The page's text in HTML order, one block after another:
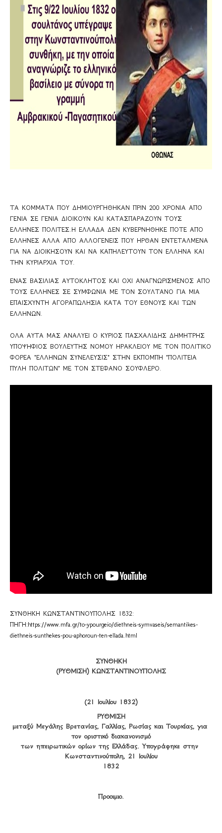
ΤΑ ΚΟΜΜΑΤΑ ΠΟΥ ΔΗΜΙΟΥΡΓΗΘΗΚΑΝ ΠΡΙΝ 200 ΧΡΟΝΙΑ ΑΠΟ
ΓΕΝΙΑ ΣΕ ΓΕΝΙΑ ΔΙΟΙΚΟΥΝ ΚΑΙ ΚΑΤΑΣΠΑΡΑΖΟΥΝ ΤΟΥΣ
ΕΛΛΗΝΕΣ ΠΟΛΙΤΕΣ.Η ΕΛΛΑΔΑ ΔΕΝ ΚΥΒΕΡΝΗΘΗΚΕ ΠΟΤΕ ΑΠΟ
ΕΛΛΗΝΕΣ ΑΛΛΑ ΑΠΟ ΑΛΛΟΓΕΝΕΙΣ ΠΟΥ ΗΡΘΑΝ ΕΝΤΕΤΑΛΜΕΝΑ
ΓΙΑ ΝΑ ΔΙΟΙΚΗΣΟΥΝ ΚΑΙ ΝΑ ΚΑΠΗΛΕΥΤΟΥΝ ΤΟΝ ΕΛΛΗΝΑ ΚΑΙ
ΤΗΝ ΚΥΡΙΑΡΧΙΑ ΤΟΥ.
ΕΝΑΣ ΒΑΣΙΛΙΑΣ ΑΥΤΟΚΛΗΤΟΣ ΚΑΙ ΟΧΙ ΑΝΑΓΝΩΡΙΣΜΕΝΟΣ ΑΠΟ
ΤΟΥΣ ΕΛΛΗΝΕΣ ΣΕ ΣΥΜΦΩΝΙΑ ΜΕ ΤΟΝ ΣΟΥΛΤΑΝΟ ΓΙΑ ΜΙΑ
ΕΠΑΙΣΧΥΝΤΗ ΑΓΟΡΑΠΩΛΗΣΙΑ ΚΑΤΑ ΤΟΥ ΕΘΝΟΥΣ ΚΑΙ ΤΩΝ
ΕΛΛΗΝΩΝ.
ΟΛΑ ΑΥΤΑ ΜΑΣ ΑΝΑΛΥΕΙ Ο ΚΥΡΙΟΣ ΠΑΣΧΑΛΙΔΗΣ ΔΗΜΗΤΡΗΣ
ΥΠΟΨΗΦΙΟΣ ΒΟΥΛΕΥΤΗΣ ΝΟΜΟΥ ΗΡΑΚΛΕΙΟΥ ΜΕ ΤΟΝ ΠΟΛΙΤΙΚΟ
ΦΟΡΕΑ "ΕΛΛΗΝΩΝ ΣΥΝΕΛΕΥΣΙΣ" ΣΤΗΝ ΕΚΠΟΜΠΗ "ΠΟΛΙΤΕΙΑ
ΠΥΛΗ ΠΟΛΙΤΩΝ" ΜΕ ΤΟΝ ΣΤΕΦΑΝΟ ΣΟΥΦΛΕΡΟ.
ΣΥΝΘΗΚΗ ΚΩΝΣΤΑΝΤΙΝΟΥΠΟΛΗΣ 1832:
ΠΗΓΗ:https://www.mfa.gr/to-ypourgeio/diethneis-symvaseis/semantikes-
diethneis-sunthekes-pou-aphoroun-ten-ellada.html
ΣΥΝΘΗΚΗ
(ΡΥΘΜΙΣΗ) ΚΩΝΣΤΑΝΤΙΝΟΥΠΟΛΗΣ
(21 Ιουλίου 1832)
ΡΥΘΜΙΣΗ
μεταξύ Μεγάλης Βρετανίας, Γαλλίας, Ρωσίας και Τουρκίας, για
τον οριστικό διακανονισμό
των ηπειρωτικών ορίων της Ελλάδας. Υπογράφηκε στην
Κωνσταντινούπολη, 21 Ιουλίου
1832
Προοιμιο.